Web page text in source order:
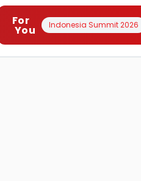
For
You Indonesia Summit 2026